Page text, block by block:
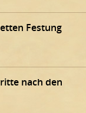
Festung
nach den